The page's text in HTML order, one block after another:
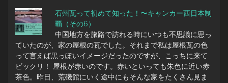
石州瓦って初めて知った！〜キャンカー西日本制
覇（その6）
中国地方を旅路で訪れる時にいつも不思議に思っ
ていたのが、家の屋根の瓦でした。それまで私は屋根瓦の色
って言えば黒っぽいイメージだったのですが、こっちに来て
ビックリ！ 屋根が赤いのです。赤いといっても朱色に近い赤
茶色。昨日、荒磯館にいく途中にもそんな家をたくさん見ま